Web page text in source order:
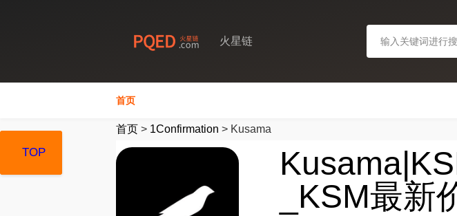
火星链
首页
首页 > 1Confirmation > Kusama
_KSM最
TOP
TOP
TOP